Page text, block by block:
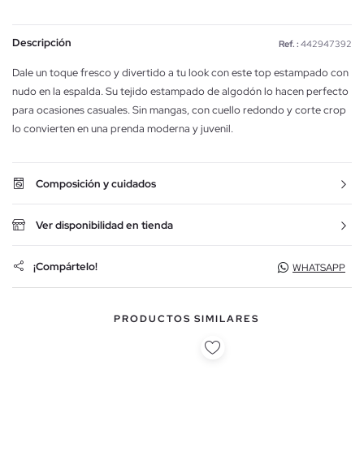
Descripción Ref. : 442947392
Dale un toque fresco y divertido a tu look con este top estampado con
nudo en la espalda. Su tejido estampado de algodón lo hacen perfecto
para ocasiones casuales. Sin mangas, con cuello redondo y corte crop
lo convierten en una prenda moderna y juvenil.
Composición y cuidados
Ver disponibilidad en tienda
¡Compártelo! WHATSAPP
PRODUCTOS SIMILARES